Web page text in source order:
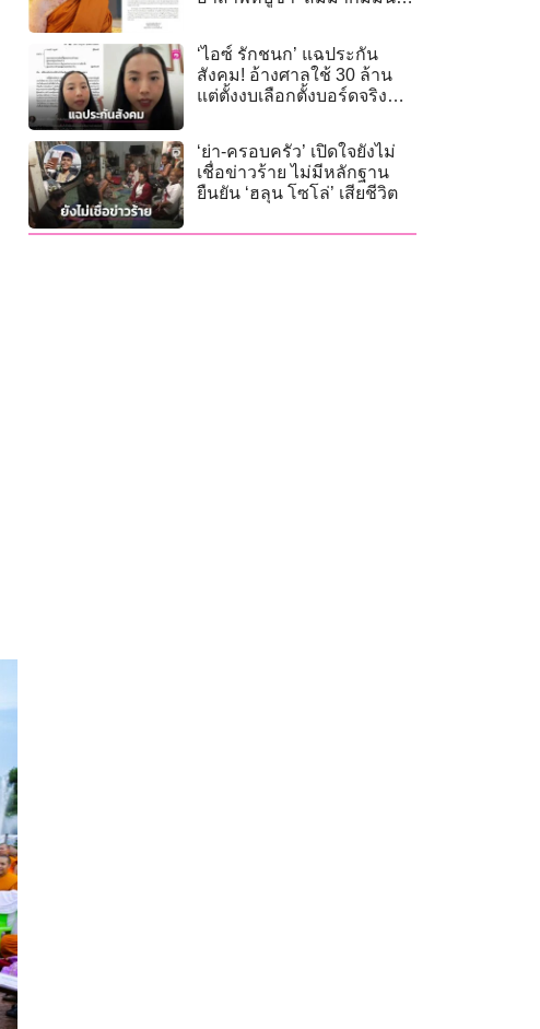
‘ไอซ์ รักชนก’ แฉประกัน
สังคม! อ้างศาลใช้ 30 ล้าน
แต่ตั้งงบเลือกตั้งบอร์ดจริง
‘ย่า-ครอบครัว’ เปิดใจยังไม่
เชื่อข่าวร้าย ไม่มีหลักฐาน
ยืนยัน ‘ฮลุน โซโล่’ เสียชีวิต